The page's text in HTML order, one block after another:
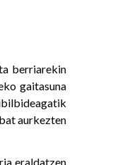
berriarekin
gaitasuna
aurkezten
eraldatzen